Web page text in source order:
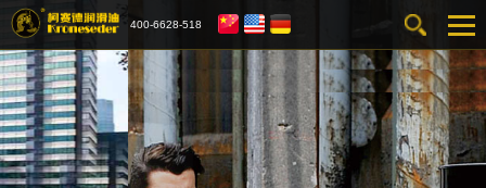
400-6628-518